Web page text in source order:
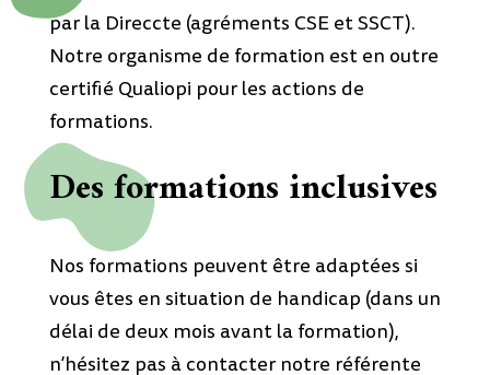
par la Direccte (agréments CSE et SSCT).
Notre organisme de formation est en outre
certifié Qualiopi pour les actions de
formations.
Des formations inclusives
Nos formations peuvent être adaptées si
vous êtes en situation de handicap (dans un
délai de deux mois avant la formation),
n’hésitez pas à contacter notre référente